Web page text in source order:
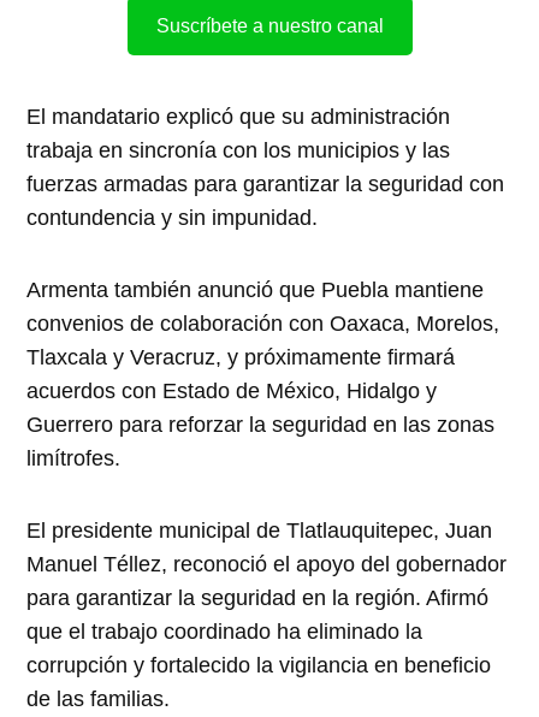
Suscríbete a nuestro canal
El mandatario explicó que su administración
trabaja en sincronía con los municipios y las
fuerzas armadas para garantizar la seguridad con
contundencia y sin impunidad.
Armenta también anunció que Puebla mantiene
convenios de colaboración con Oaxaca, Morelos,
Tlaxcala y Veracruz, y próximamente firmará
acuerdos con Estado de México, Hidalgo y
Guerrero para reforzar la seguridad en las zonas
limítrofes.
El presidente municipal de Tlatlauquitepec, Juan
Manuel Téllez, reconoció el apoyo del gobernador
para garantizar la seguridad en la región. Afirmó
que el trabajo coordinado ha eliminado la
corrupción y fortalecido la vigilancia en beneficio
de las familias.